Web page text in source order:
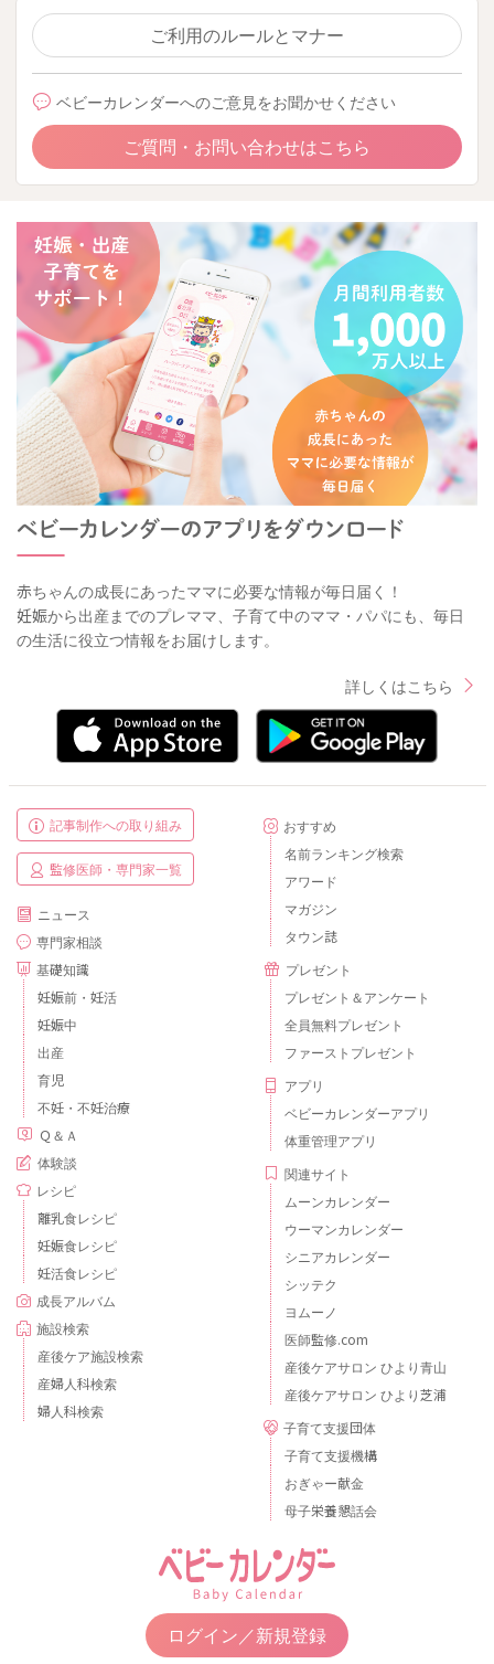
ご利用のルールとマナー
ベビーカレンダーへのご意見をお聞かせください
ご質問・お問い合わせはこちら
赤ちゃんの成長にあったママに必要な情報が毎日届く！
妊娠から出産までのプレママ、子育て中のママ・パパにも、毎日
の生活に役立つ情報をお届けします。
詳しくはこちら
記事制作への取り組み
監修医師・専門家一覧
ニュース
専門家相談
基礎知識
妊娠前・妊活
妊娠中
出産
育児
不妊・不妊治療
Ｑ＆Ａ
体験談
レシピ
離乳食レシピ
妊娠食レシピ
妊活食レシピ
成長アルバム
施設検索
産後ケア施設検索
産婦人科検索
婦人科検索
おすすめ
名前ランキング検索
アワード
マガジン
タウン誌
プレゼント
プレゼント＆アンケート
全員無料プレゼント
ファーストプレゼント
アプリ
ベビーカレンダーアプリ
体重管理アプリ
関連サイト
ムーンカレンダー
ウーマンカレンダー
シニアカレンダー
シッテク
ヨムーノ
医師監修.com
産後ケアサロン ひより青山
産後ケアサロン ひより芝浦
子育て支援団体
子育て支援機構
おぎゃー献金
母子栄養懇話会
ログイン／新規登録